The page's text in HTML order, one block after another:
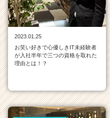
2023.01.25
お笑い好きで心優しきIT未経験者
が入社半年で三つの資格を取れた
理由とは！？